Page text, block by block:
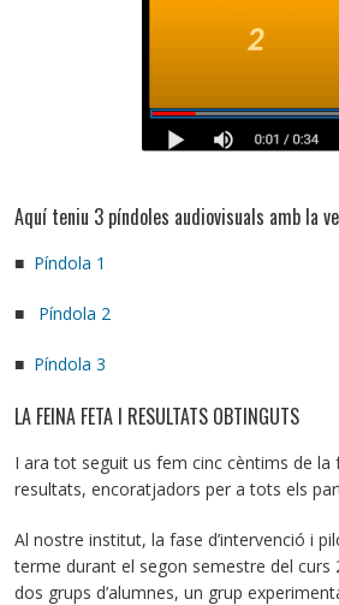
Aquí teniu 3 píndoles audiovisuals amb la
■ Píndola 1
■ Píndola 2
■ Píndola 3
LA FEINA FETA I RESULTATS OBTINGUTS
I ara tot seguit us fem cinc cèntims de la
resultats, encoratjadors per a tots els
Al nostre institut, la fase d’intervenció i
terme durant el segon semestre del curs
dos grups d’alumnes, un grup